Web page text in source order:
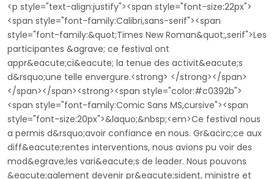
<p style="text-align:justify"><span style="font-size:22px">
<span style="font-family:Calibri,sans-serif"><span
style="font-family:&quot;Times New Roman&quot;,serif">Les
participantes &agrave; ce festival ont
appr&eacute;ci&eacute; la tenue des activit&eacute;s
d&rsquo;une telle envergure.<strong> </strong></span>
</span></span><strong><span style="color:#c0392b">
<span style="font-family:Comic Sans MS,cursive"><span
style="font-size:20px">&laquo;&nbsp;<em>Ce festival nous
a permis d&rsquo;avoir confiance en nous. Gr&acirc;ce aux
diff&eacute;rentes interventions, nous avions pu voir des
mod&egrave;les vari&eacute;s de leader. Nous pouvons
&eacute;galement devenir pr&eacute;sident, ministre et